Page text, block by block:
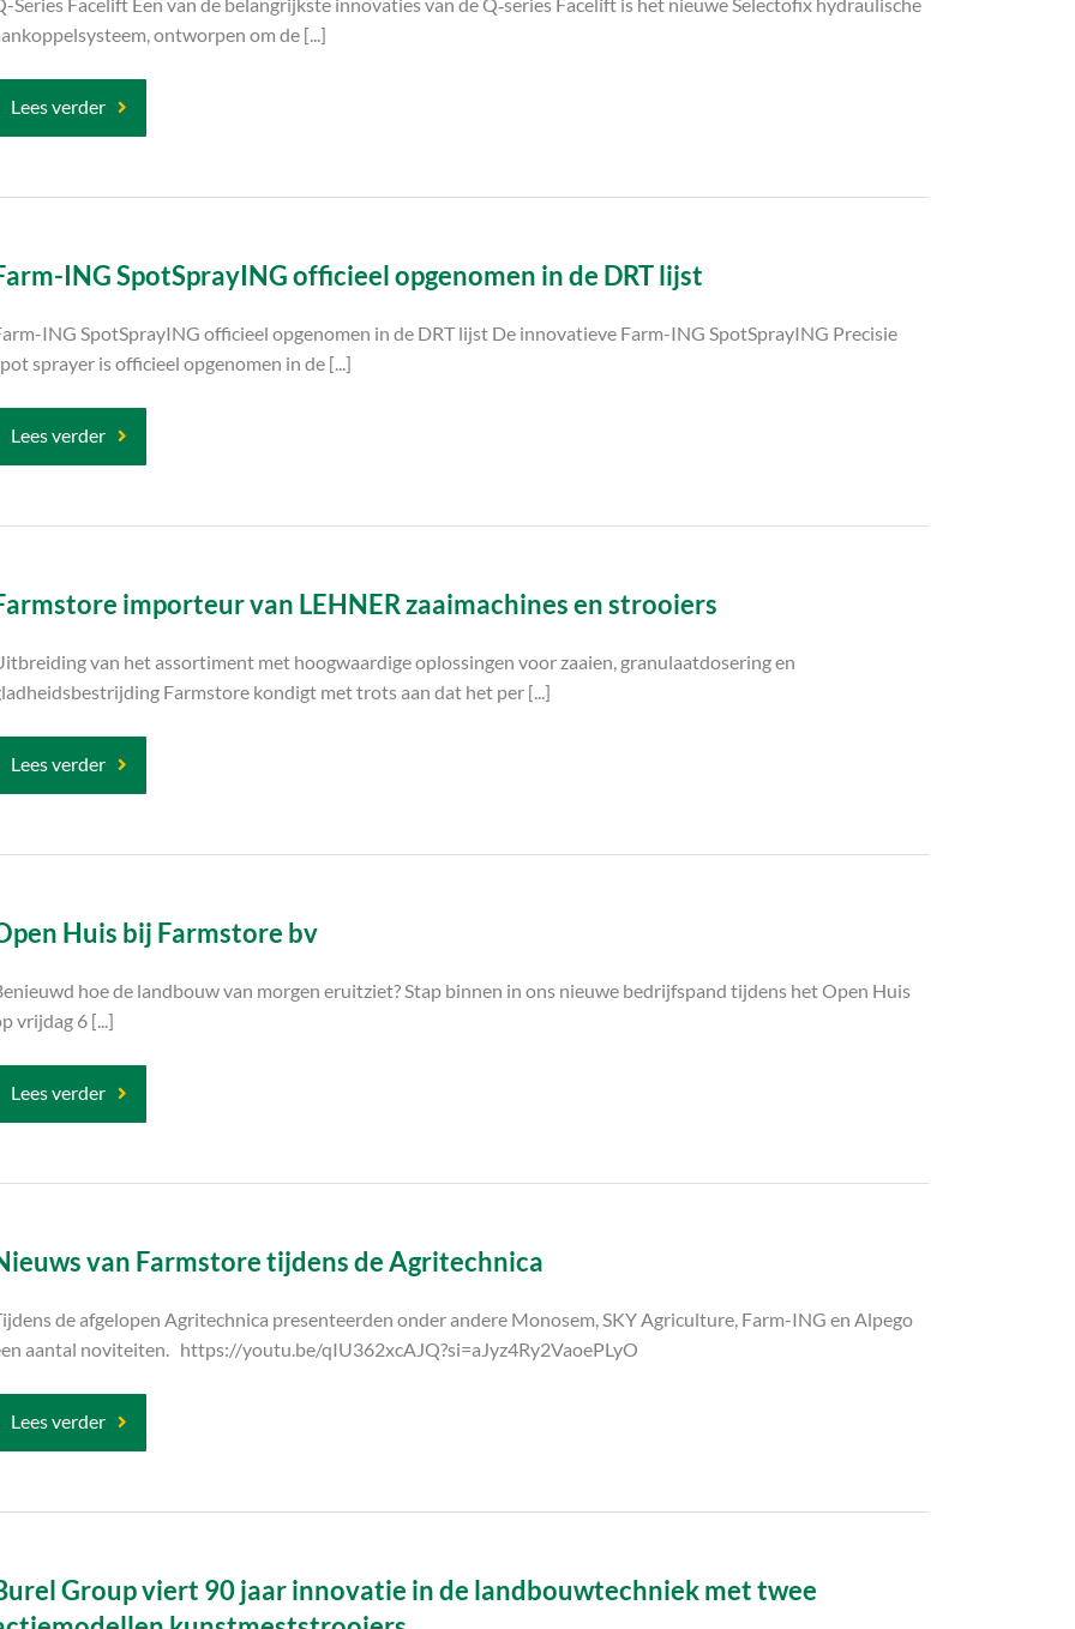
Series Facelift Een van de belangrijkste innovaties van de Q‑series Facelift is het nieuwe Selectofix hydraulische
ontworpen om de [...]
Lees verder
ING SpotSprayING officieel opgenomen in de DRT lijst
ING SpotSprayING officieel opgenomen in de DRT lijst De innovatieve Farm-ING SpotSprayING Precisie
sprayer is officieel opgenomen in de [...]
Lees verder
importeur van LEHNER zaaimachines en strooiers
van het assortiment met hoogwaardige oplossingen voor zaaien, granulaatdosering en
Farmstore kondigt met trots aan dat het per [...]
Lees verder
Huis bij Farmstore bv
hoe de landbouw van morgen eruitziet? Stap binnen in ons nieuwe bedrijfspand tijdens het Open Huis
vrijdag 6 [...]
Lees verder
van Farmstore tijdens de Agritechnica
de afgelopen Agritechnica presenteerden onder andere Monosem, SKY Agriculture, Farm-ING en Alpego
aantal noviteiten. https://youtu.be/qIU362xcAJQ?si=aJyz4Ry2VaoePLyO
Lees verder
Group viert 90 jaar innovatie in de landbouwtechniek met twee